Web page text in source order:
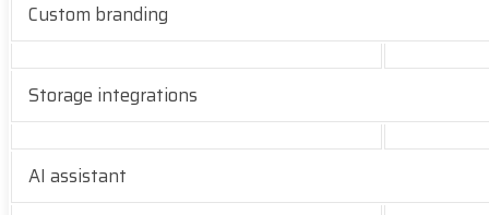
Custom branding
Storage integrations
AI assistant